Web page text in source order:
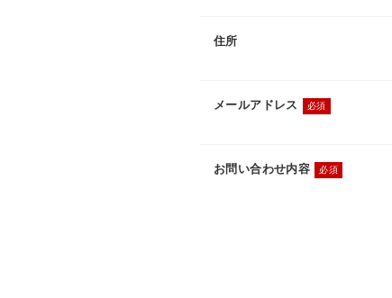
住所
メールアドレス 必須
お問い合わせ内容 必須